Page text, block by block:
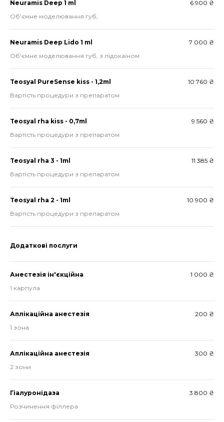
Neuramis Deep 1 ml
6 900 ₴
Об'ємне моделювання губ,
Neuramis Deep Lido 1 ml
7 000 ₴
Об'ємне моделювання губ, з лідокаїном
Teosyal PureSense kiss - 1,2ml
10 760 ₴
Вартість процедури з препаратом
Teosyal rha kiss - 0,7ml
9 560 ₴
Вартість процедури з препаратом
Teosyal rha 3 - 1ml
11 385 ₴
Вартість процедури з препаратом
Teosyal rha 2 - 1ml
10 900 ₴
Вартість процедури з препаратом
Додаткові послуги
Анестезія ін'єкційна
1 000 ₴
1 карпула
Аплікаційна анестезія
200 ₴
1 зона
Аплікаційна анестезія
300 ₴
2 зони
Гіалуронідаза
3 800 ₴
Розчинення філлера